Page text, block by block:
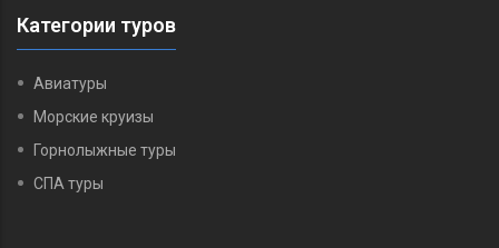
Категории туров
Авиатуры
Морские круизы
Горнолыжные туры
СПА туры